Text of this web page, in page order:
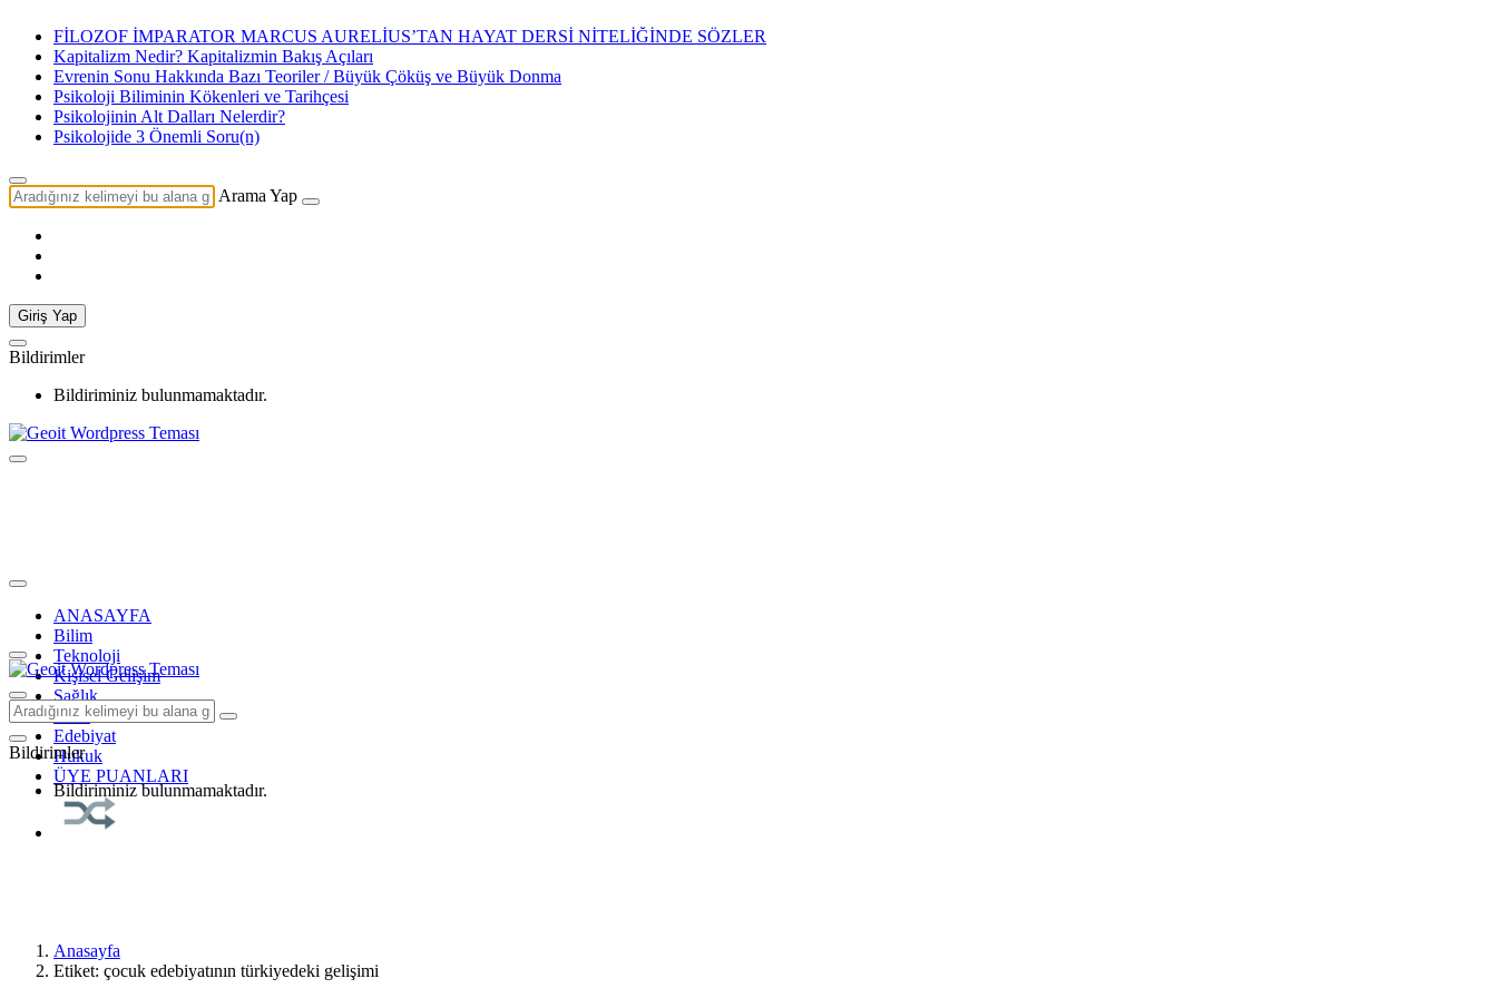
FİLOZOF İMPARATOR MARCUS AURELİUS’TAN HAYAT DERSİ NİTELİĞİNDE SÖZLER
Kapitalizm Nedir? Kapitalizmin Bakış Açıları
Evrenin Sonu Hakkında Bazı Teoriler / Büyük Çöküş ve Büyük Donma
Psikoloji Biliminin Kökenleri ve Tarihçesi
Psikolojinin Alt Dalları Nelerdir?
Psikolojide 3 Önemli Soru(n)
Arama Yap
Giriş Yap
Bildirimler
Bildiriminiz bulunmamaktadır.
ANASAYFA
Bilim
Teknoloji
Kişisel Gelişim
Sağlık
Tarih
Edebiyat
Hukuk
ÜYE PUANLARI
Bildirimler
Bildiriminiz bulunmamaktadır.
Anasayfa
Etiket: çocuk edebiyatının türkiyedeki gelişimi